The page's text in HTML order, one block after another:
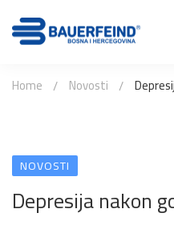
Home Novosti
NOVOSTI
Depresija nakon